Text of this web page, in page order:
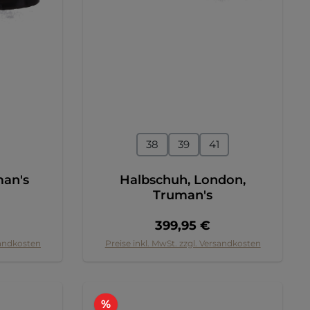
auswählen
38 39 41
Halbschuh, London,
Truman's
Regulärer Preis:
399,95 €
Preise inkl. MwSt. zzgl. Versandkosten
%Rabatt